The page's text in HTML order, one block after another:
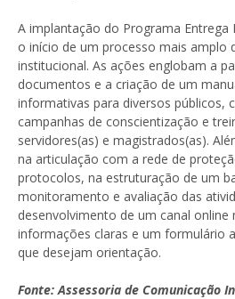
A implantação do Programa Entrega
o início de um processo mais amplo
institucional. As ações englobam a
documentos e a criação de um
informativas para diversos públicos,
campanhas de conscientização e
servidores(as) e magistrados(as).
na articulação com a rede de
protocolos, na estruturação de um
monitoramento e avaliação das
desenvolvimento de um canal online
informações claras e um formulário
que desejam orientação.
Fonte: Assessoria de Comunicação